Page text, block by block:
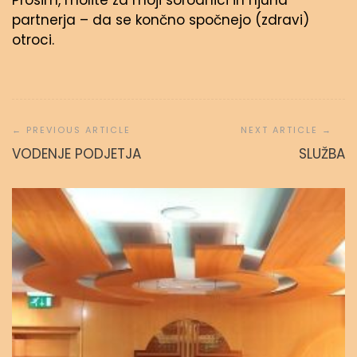
partnerja – da se končno spočnejo (zdravi)
otroci.
prispevka
VODENJE PODJETJA SLUŽBA